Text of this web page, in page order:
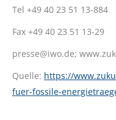
Tel +49 40 23 51 13-884
Fax +49 40 23 51 13-29
presse@iwo.de;
Quelle: https://
fuer-fossile-